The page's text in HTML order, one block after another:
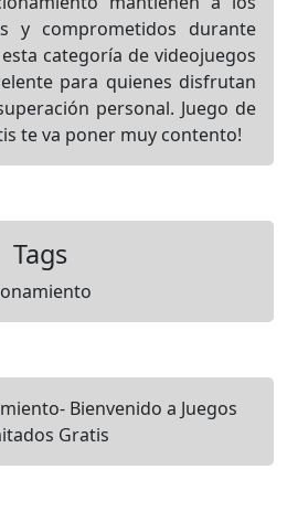
y comprometidos durante
categoría de videojuegos
para quienes disfrutan
personal. Juego de
te va poner muy contento!
Tags
Bienvenido a Juegos
Gratis